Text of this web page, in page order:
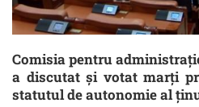
Comisia pentru
a discutat şi votat marţi
statutul de autonomie al